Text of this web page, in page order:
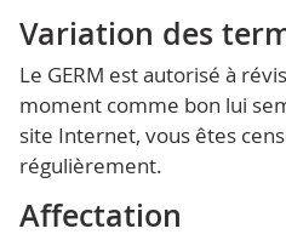
Variation des
Le GERM est autorisé à
moment comme bon lui
site Internet, vous êtes
régulièrement.
Affectation